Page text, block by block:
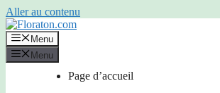
Aller au contenu
Menu
Menu
Page d’accueil